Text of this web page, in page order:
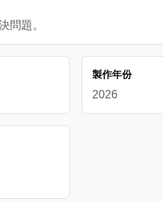
問題。
製作年份
2026